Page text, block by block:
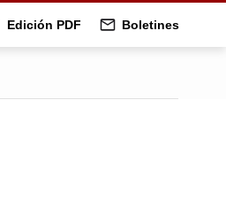
Edición PDF Boletines